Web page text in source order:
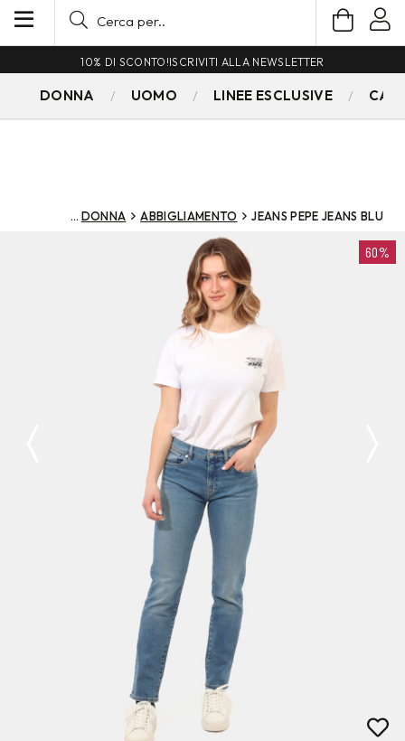
10% DI SCONTO!ISCRIVITI ALLA NEWSLETTER
DONNA UOMO LINEE ESCLUSIVE
DONNA ABBIGLIAMENTO JEANS PEPE JEANS BLU
60%